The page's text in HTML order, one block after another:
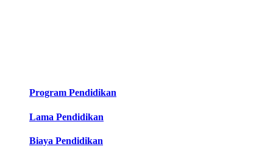
Program Pendidikan
Lama Pendidikan
Biaya Pendidikan